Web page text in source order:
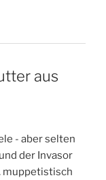
aus
- aber selten
der Invasor
muppetistisch